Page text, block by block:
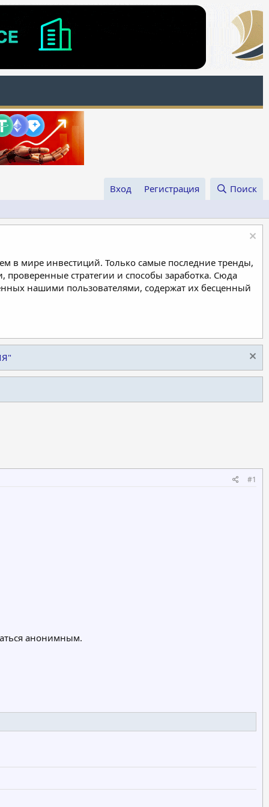
Вход Регистрация Поиск
в мире инвестиций. Только самые последние тренды,
стратегии и способы заработка. Сюда
нашими пользователями, содержат их бесценный
#1
анонимным.